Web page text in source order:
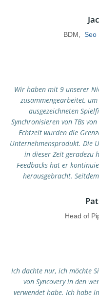
BDM, Seo
Wir haben mit 9 unserer
zusammengearbeitet,
ausgezeichneten
Synchronisieren von TBs
Echtzeit wurden die
Unternehmensprodukt. Die
in dieser Zeit geradezu
Feedbacks hat er
herausgebracht.
Head of
Ich dachte nur, ich möchte
von Syncovery in den
verwendet habe. Ich habe